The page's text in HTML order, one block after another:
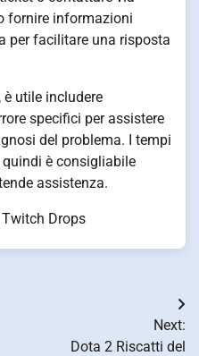
fornire informazioni
per facilitare una risposta
utile includere
specifici per assistere
del problema. I tempi
è consigliabile
assistenza.
Drops
Next:
Dota 2 Riscatti del